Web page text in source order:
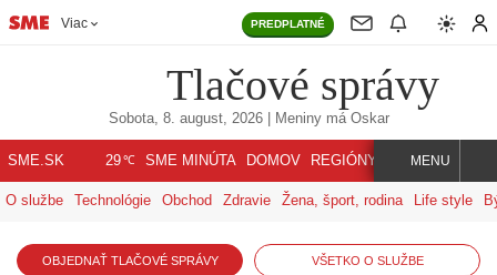
Viac PREDPLATNÉ
Tlačové správy
Sobota, 8. august, 2026| Meniny má Oskar
SME.SK 29℃ SME MINÚTA DOMOV REGIÓNY INDEX SVET
MENU
O službe Technológie Obchod Zdravie Žena, šport, rodina Life style
OBJEDNAŤ TLAČOVÉ SPRÁVY VŠETKO O SLUŽBE